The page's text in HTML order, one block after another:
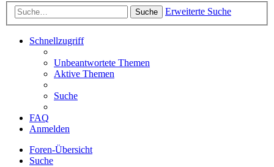
Suche Erweiterte Suche
Schnellzugriff
Unbeantwortete Themen
Aktive Themen
Suche
FAQ
Anmelden
Foren-Übersicht
Suche